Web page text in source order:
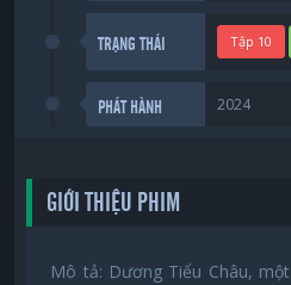
TRẠNG THÁI Tập 10
PHÁT HÀNH 2024
GIỚI THIỆU PHIM
Mô tả: Dương Tiểu Châu,